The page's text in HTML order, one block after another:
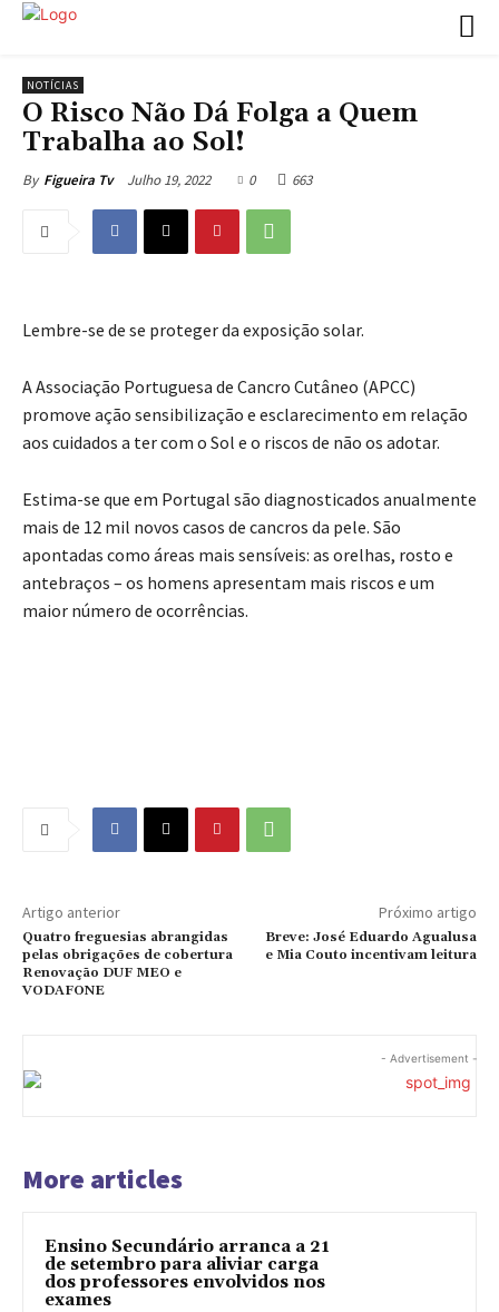
NOTÍCIAS
O Risco Não Dá Folga a Quem
Trabalha ao Sol!
By Figueira Tv Julho 19, 2022 0 663
Lembre-se de se proteger da exposição solar.
A Associação Portuguesa de Cancro Cutâneo (APCC)
promove ação sensibilização e esclarecimento em relação
aos cuidados a ter com o Sol e o riscos de não os adotar.
Estima-se que em Portugal são diagnosticados anualmente
mais de 12 mil novos casos de cancros da pele. São
apontadas como áreas mais sensíveis: as orelhas, rosto e
antebraços – os homens apresentam mais riscos e um
maior número de ocorrências.
Artigo anterior
Quatro freguesias abrangidas
pelas obrigações de cobertura
Renovação DUF MEO e
VODAFONE
Próximo artigo
Breve: José Eduardo Agualusa
e Mia Couto incentivam leitura
- Advertisement -
More articles
Ensino Secundário arranca a 21
de setembro para aliviar carga
dos professores envolvidos nos
exames